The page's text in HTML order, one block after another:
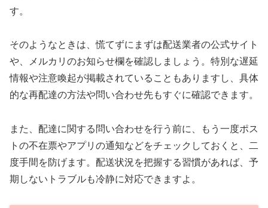
す。
そのようなときは、慌てずにまずは配送業者の公式サイト
や、メルカリのお知らせ欄を確認しましょう。特別な遅延
情報や注意喚起が掲載されていることもありますし、具体
的な再配達の方法や問い合わせ先もすぐに確認できます。
また、配達に関する問い合わせを行う前に、もう一度ポス
トの不在票やアプリの通知などをチェックしておくと、二
度手間を防げます。配送状況を把握する習慣があれば、予
期しないトラブルも冷静に対応できますよ。